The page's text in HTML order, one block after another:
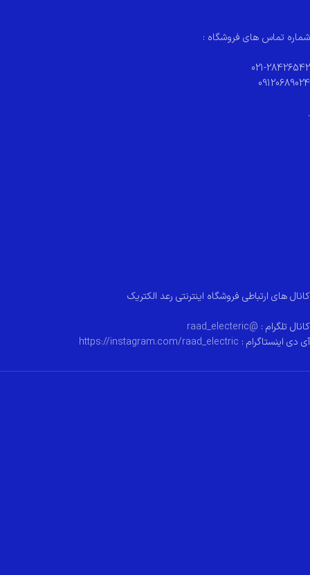
شماره تماس های فروشگاه :
021-28426542
09120689024
.
کانال های ارتباطی فروشگاه اینترنتی رعد الکتریک
کانال تلگرام : @raad_electeric
آی دی اینستاگرام : https://instagram.com/raad_electric